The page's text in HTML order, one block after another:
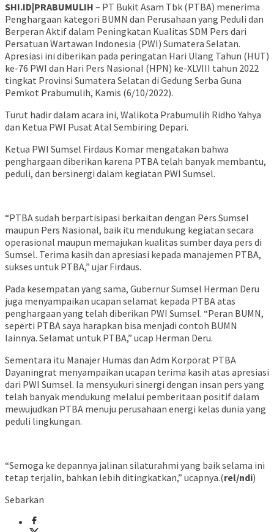
SHI.ID|PRABUMULIH – PT Bukit Asam Tbk (PTBA) menerima
Penghargaan kategori BUMN dan Perusahaan yang Peduli dan
Berperan Aktif dalam Peningkatan Kualitas SDM Pers dari
Persatuan Wartawan Indonesia (PWI) Sumatera Selatan.
Apresiasi ini diberikan pada peringatan Hari Ulang Tahun (HUT)
ke-76 PWI dan Hari Pers Nasional (HPN) ke-XLVIII tahun 2022
tingkat Provinsi Sumatera Selatan di Gedung Serba Guna
Pemkot Prabumulih, Kamis (6/10/2022).
Turut hadir dalam acara ini, Walikota Prabumulih Ridho Yahya
dan Ketua PWI Pusat Atal Sembiring Depari.
Ketua PWI Sumsel Firdaus Komar mengatakan bahwa
penghargaan diberikan karena PTBA telah banyak membantu,
peduli, dan bersinergi dalam kegiatan PWI Sumsel.
“PTBA sudah berpartisipasi berkaitan dengan Pers Sumsel
maupun Pers Nasional, baik itu mendukung kegiatan secara
operasional maupun memajukan kualitas sumber daya pers di
Sumsel. Terima kasih dan apresiasi kepada manajemen PTBA,
sukses untuk PTBA,” ujar Firdaus.
Pada kesempatan yang sama, Gubernur Sumsel Herman Deru
juga menyampaikan ucapan selamat kepada PTBA atas
penghargaan yang telah diberikan PWI Sumsel. “Peran BUMN,
seperti PTBA saya harapkan bisa menjadi contoh BUMN
lainnya. Selamat untuk PTBA,” ucap Herman Deru.
Sementara itu Manajer Humas dan Adm Korporat PTBA
Dayaningrat menyampaikan ucapan terima kasih atas apresiasi
dari PWI Sumsel. Ia mensyukuri sinergi dengan insan pers yang
telah banyak mendukung melalui pemberitaan positif dalam
mewujudkan PTBA menuju perusahaan energi kelas dunia yang
peduli lingkungan.
“Semoga ke depannya jalinan silaturahmi yang baik selama ini
tetap terjalin, bahkan lebih ditingkatkan,” ucapnya.(rel/ndi)
Sebarkan